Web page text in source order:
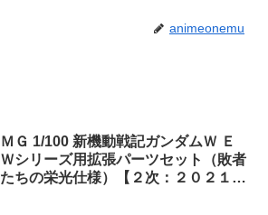
animeonemu
ＭＧ 1/100 新機動戦記ガンダムＷ Ｅ
Ｗシリーズ用拡張パーツセット（敗者
たちの栄光仕様）【２次：２０２１年